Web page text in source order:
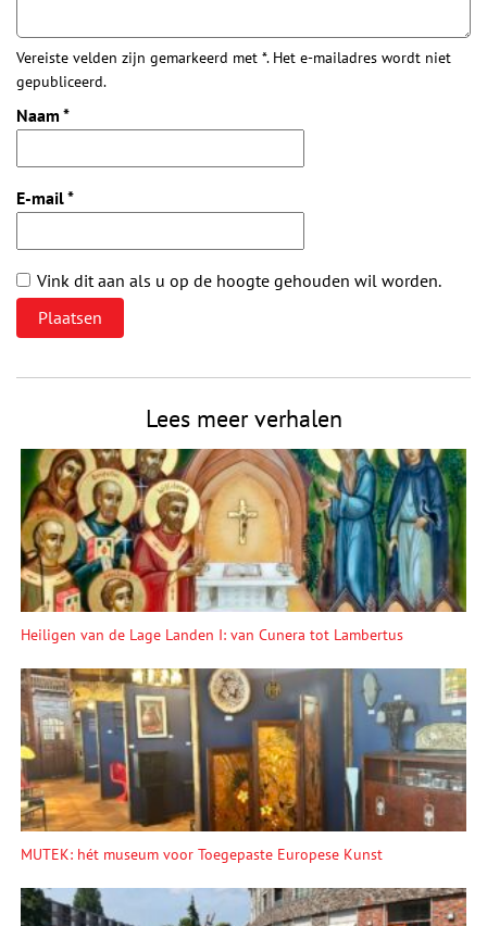
Vereiste velden zijn gemarkeerd met *. Het e-mailadres wordt niet
gepubliceerd.
Naam *
E-mail*
Vink dit aan als u op de hoogte gehouden wil worden.
Lees meer verhalen
Heiligen van de Lage Landen I: van Cunera tot Lambertus
MUTEK: hét museum voor Toegepaste Europese Kunst